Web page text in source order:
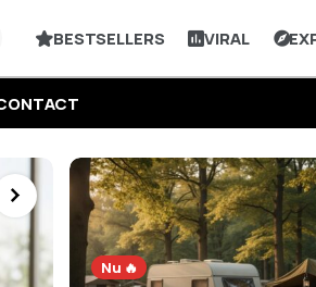
BESTSELLERS VIRAL
Nu 🔥